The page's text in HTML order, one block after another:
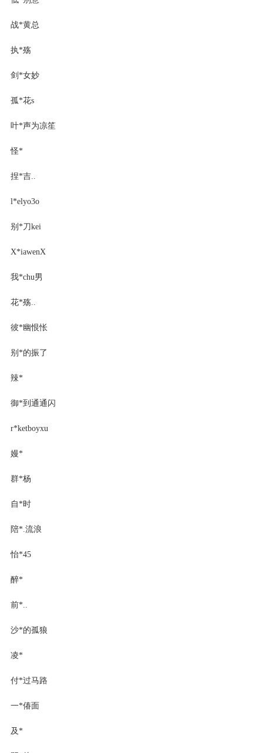
战*黄总
执*殇
剑*女妙
孤*花s
叶*声为凉笙
怪*
捏*吉..
l*elyo3o
别*刀kei
X*iawenX
我*chu男
花*殇..
彼*幽恨怅
别*的振了
辣*
御*到通通闪
r*ketboyxu
嫚*
群*杨
自*时
陪*.流浪
怡*45
醉*
前*..
沙*的孤狼
凌*
付*过马路
一*偆面
及*